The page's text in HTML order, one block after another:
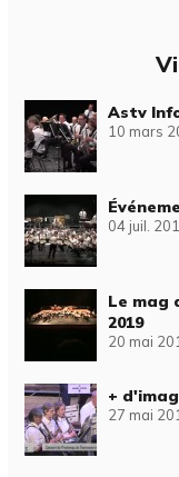
Astv
10 mars
04 juil.
Le mag
2019
20 mai
+
27 mai